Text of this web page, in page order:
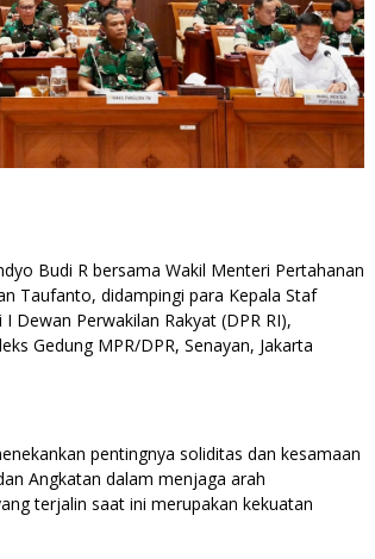
Budi R bersama Wakil Menteri Pertahanan
Taufanto, didampingi para Kepala Staf
Dewan Perwakilan Rakyat (DPR RI),
Gedung MPR/DPR, Senayan, Jakarta
pentingnya soliditas dan kesamaan
Angkatan dalam menjaga arah
terjalin saat ini merupakan kekuatan